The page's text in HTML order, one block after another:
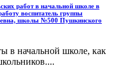
работ в начальной школе в
воспитатель группы
школы №500 Пушкинского
в начальной школе, как